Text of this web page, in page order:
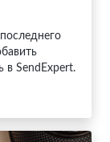
в SendExpert.